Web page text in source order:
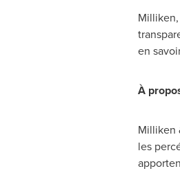
en
À
Milliken
les